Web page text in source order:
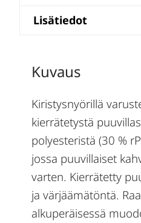
Lisätiedot
Kuvaus
Kiristysnyörillä
kierrätetystä
polyesteristä (30 %
jossa puuvillaiset
varten. Kierrätetty
ja värjäämätöntä.
alkuperäisessä